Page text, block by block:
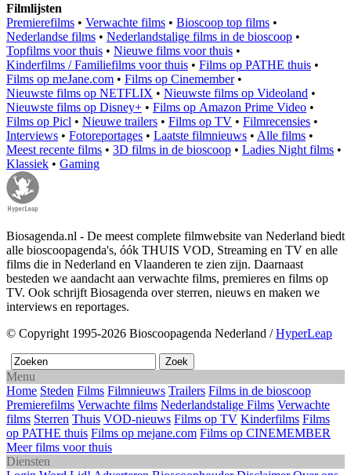
Filmlijsten
Premierefilms • Verwachte films • Bioscoop top films •
Nederlandse films • Nederlandstalige films in de bioscoop •
Topfilms voor thuis • Nieuwe films voor thuis •
Kinderfilms / Familiefilms voor thuis • Films op PATHE thuis •
Films op meJane.com • Films op Cinemember•
Nieuwste films op NETFLIX • Nieuwste films op Videoland •
Nieuwste films op Disney+ • Films op Amazon Prime Video •
Films op Picl • Nieuwe trailers • Films op TV • Filmrecensies •
Interviews • Fotoreportages • Laatste filmnieuws • Alle films •
Meest recente films • 3D films in de bioscoop • Ladies Night films •
Klassiek • Gaming
Biosagenda.nl - De meest complete filmwebsite van Nederland biedt
alle bioscoopagenda's, óók THUIS VOD, Streaming en TV en alle
films die in Nederland en Vlaanderen te zien zijn. Daarnaast
besteden we aandacht aan verwachte films, premieres en films op
TV. Ook schrijft Biosagenda over sterren, nieuws en maken we
interviews en reportages.
© Copyright 1995-2026 Bioscoopagenda Nederland /HyperLeap
Menu
Home Steden Films Filmnieuws Trailers Films in de bioscoop
Premierefilms Verwachte films Nederlandstalige Films Verwachte
films Sterren Thuis VOD-nieuws Films op TV Kinderfilms Films
op PATHE thuis Films op mejane.com Films op CINEMEMBER
Meer films voor thuis
Diensten